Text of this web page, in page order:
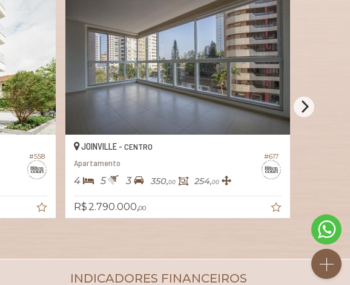
JOINVILLE -
Apartamento no Edifício Flower Park
3 3 3 350,00 202,
R$ 2.750.000,
INDICADORES FINANCEIROS